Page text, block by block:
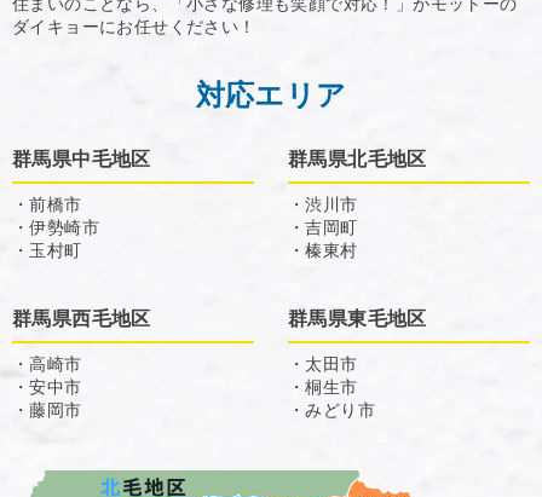
住まいのことなら、「小さな修理も笑顔で対応！」がモットーの
ダイキョーにお任せください！
対応エリア
群馬県中毛地区
・前橋市
・伊勢崎市
・玉村町
群馬県北毛地区
・渋川市
・吉岡町
・榛東村
群馬県西毛地区
・高崎市
・安中市
・藤岡市
群馬県東毛地区
・太田市
・桐生市
・みどり市